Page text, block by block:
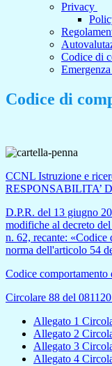
Privacy
Codice di
Codice di
CCNL Istruzione e
RESPONSABILITA’
D.P.R. del 13 giugno
modifiche al decreto
n. 62, recante:
norma dell'articolo 54
Codice
Circolare 88 del
Allegato 1
Allegato 2
Allegato 3
Allegato 4